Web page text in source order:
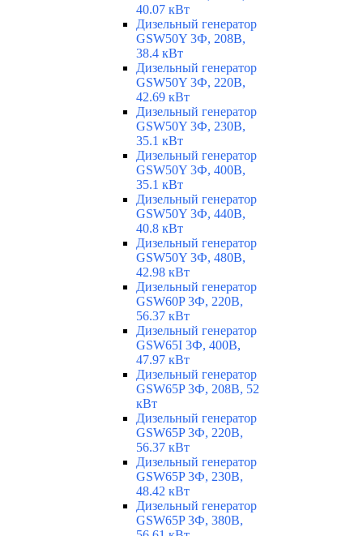
40.07 кВт
Дизельный генератор
GSW50Y 3Ф, 208В,
38.4 кВт
Дизельный генератор
GSW50Y 3Ф, 220В,
42.69 кВт
Дизельный генератор
GSW50Y 3Ф, 230В,
35.1 кВт
Дизельный генератор
GSW50Y 3Ф, 400В,
35.1 кВт
Дизельный генератор
GSW50Y 3Ф, 440В,
40.8 кВт
Дизельный генератор
GSW50Y 3Ф, 480В,
42.98 кВт
Дизельный генератор
GSW60P 3Ф, 220В,
56.37 кВт
Дизельный генератор
GSW65I 3Ф, 400В,
47.97 кВт
Дизельный генератор
GSW65P 3Ф, 208В, 52
кВт
Дизельный генератор
GSW65P 3Ф, 220В,
56.37 кВт
Дизельный генератор
GSW65P 3Ф, 230В,
48.42 кВт
Дизельный генератор
GSW65P 3Ф, 380В,